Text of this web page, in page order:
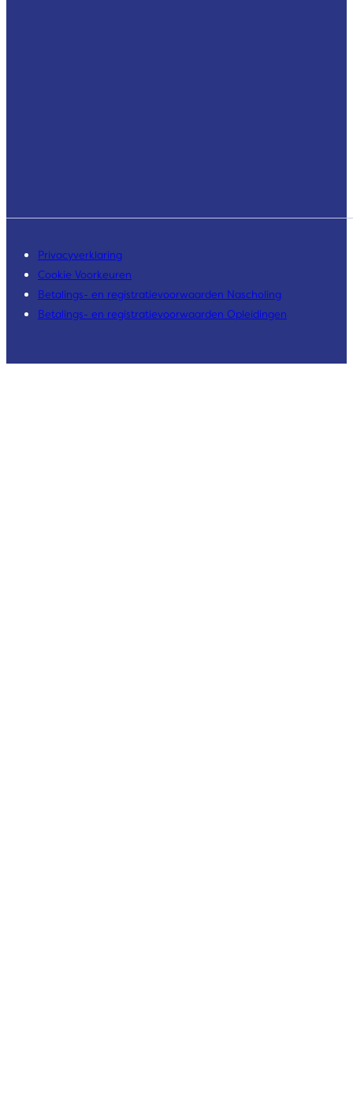
Privacyverklaring
Cookie Voorkeuren
Betalings- en registratievoorwaarden Nascholing
Betalings- en registratievoorwaarden Opleidingen